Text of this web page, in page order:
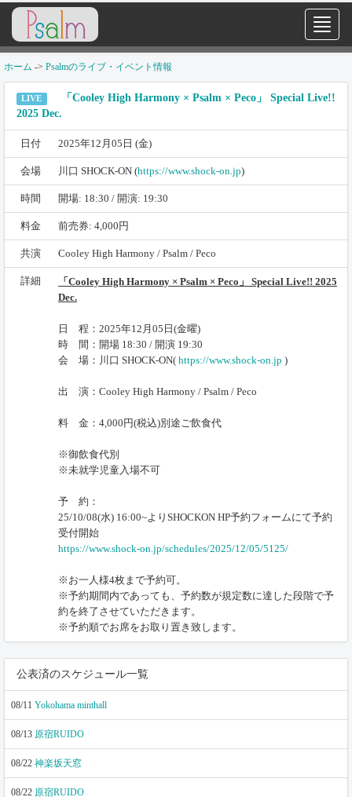
ホーム -> Psalmのライブ・イベント情報
LIVE
「Cooley High Harmony × Psalm × Peco」 Special Live!!
2025 Dec.
日付 2025年12月05日 (金)
会場 川口 SHOCK-ON (https://www.shock-on.jp)
時間 開場: 18:30 / 開演: 19:30
料金 前売券: 4,000円
共演 Cooley High Harmony / Psalm / Peco
詳細
「Cooley High Harmony × Psalm × Peco」 Special Live!! 2025
Dec.
日 程：2025年12月05日(金曜)
時 間：開場 18:30 / 開演 19:30
会 場：川口 SHOCK-ON( https://www.shock-on.jp )
出 演：Cooley High Harmony / Psalm / Peco
料 金：4,000円(税込)別途ご飲食代
※御飲食代別
※未就学児童入場不可
予 約：
25/10/08(水) 16:00~よりSHOCKON HP予約フォームにて予約
受付開始
https://www.shock-on.jp/schedules/2025/12/05/5125/
※お一人様4枚まで予約可。
※予約期間内であっても、予約数が規定数に達した段階で予
約を終了させていただきます。
※予約順でお席をお取り置き致します。
公表済のスケジュール一覧
08/11 Yokohama minthall
08/13 原宿RUIDO
08/22 神楽坂天窓
08/22 原宿RUIDO